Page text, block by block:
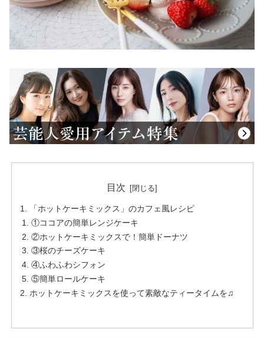
目次
「ホットケーキミックス」のカフェ風レシピ
①ココアの簡単レンジケーキ
②ホットケーキミックスで！簡単ドーナツ
③桜のチーズケーキ
④ふわふわシフォン
⑤簡単ロールケーキ
ホットケーキミックスを使って素敵なティータイムを♫